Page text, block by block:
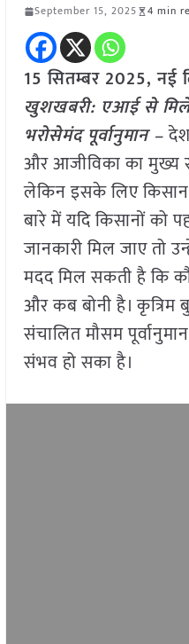
September 15, 2025 4 min
15 सितम्बर 2025, नई
खुशखबरी: एआई से
भरोसेमंद पूर्वानुमान –
और आजीविका का मुख्य
लेकिन इसके लिए किसान
बारे में यदि किसानों को
जानकारी मिल जाए तो
मदद मिल सकती है कि
और कब बोनी है। कृत्रिम
संचालित मौसम
संभव हो सका है।